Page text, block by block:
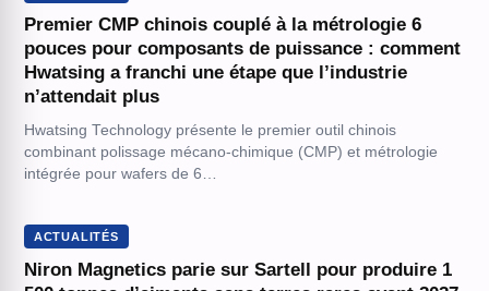
Premier CMP chinois couplé à la métrologie 6
pouces pour composants de puissance : comment
Hwatsing a franchi une étape que l’industrie
n’attendait plus
Hwatsing Technology présente le premier outil chinois
combinant polissage mécano-chimique (CMP) et métrologie
intégrée pour wafers de 6…
ACTUALITÉS
Niron Magnetics parie sur Sartell pour produire 1